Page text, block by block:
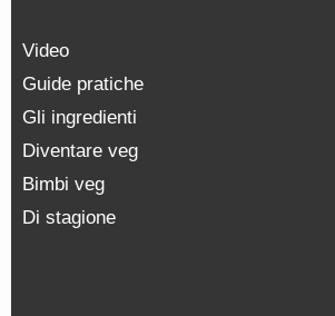
Video
Guide pratiche
Gli ingredienti
Diventare veg
Bimbi veg
Di stagione